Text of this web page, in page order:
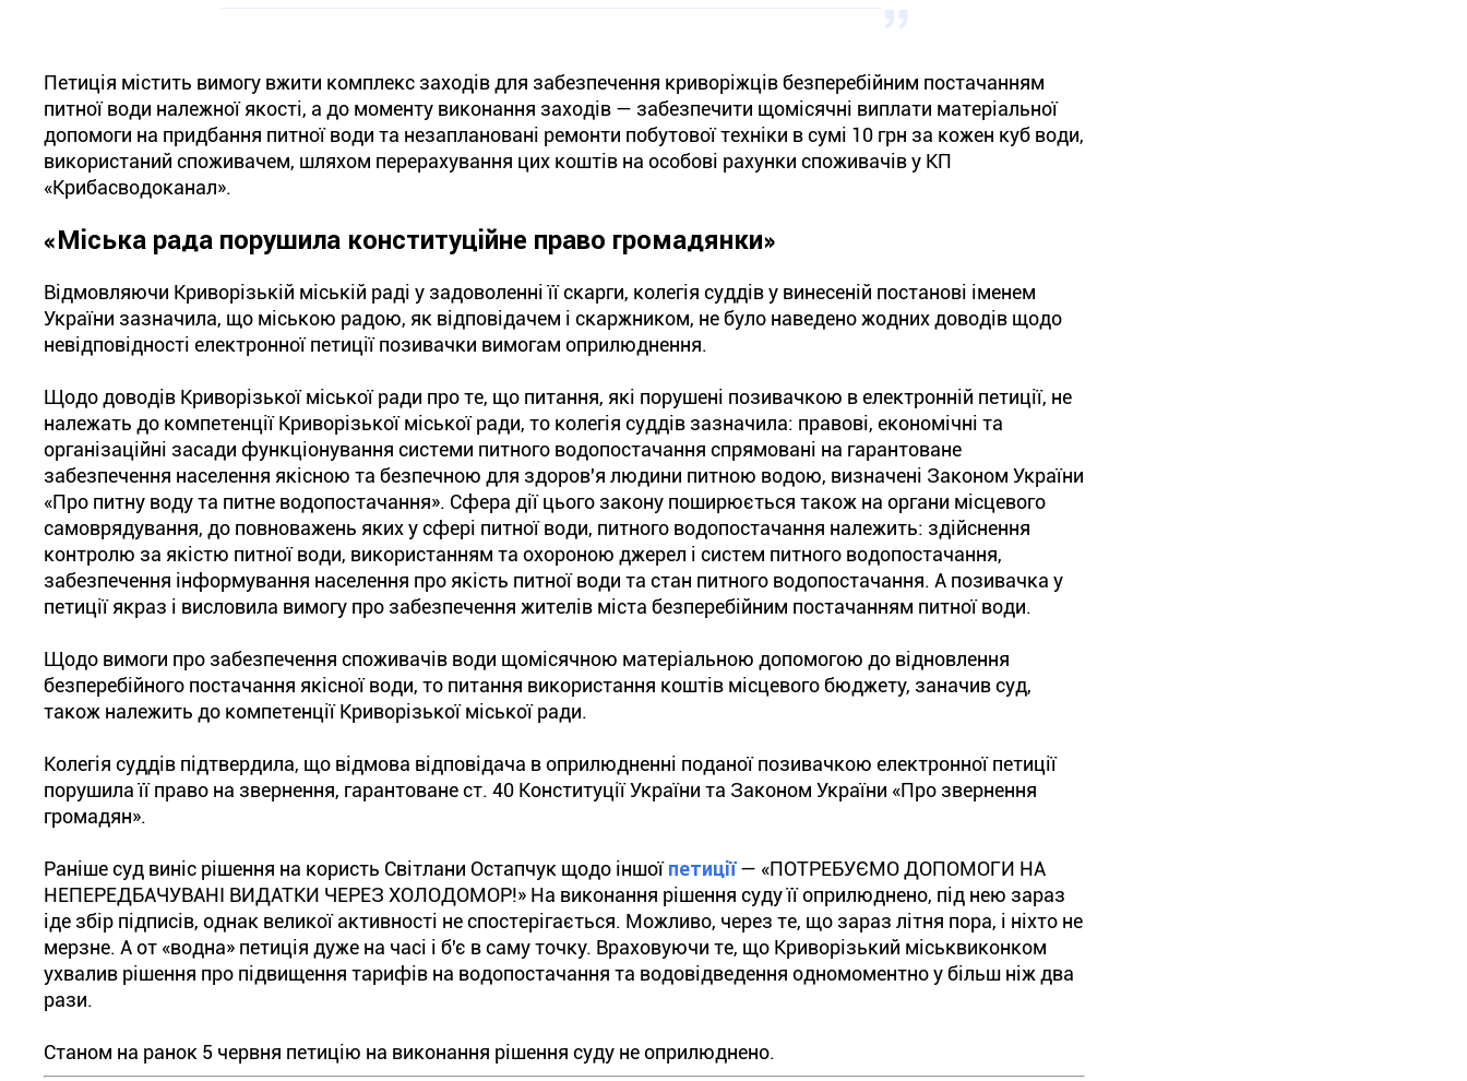
Петиція містить вимогу вжити комплекс заходів для забезпечення криворіжців безперебійним постачанням
питної води належної якості, а до моменту виконання заходів — забезпечити щомісячні виплати матеріальної
допомоги на придбання питної води та незаплановані ремонти побутової техніки в сумі 10 грн за кожен куб води,
використаний споживачем, шляхом перерахування цих коштів на особові рахунки споживачів у КП
«Крибасводоканал».
«Міська рада порушила конституційне право громадянки»
Відмовляючи Криворізькій міській раді у задоволенні її скарги, колегія суддів у винесеній постанові іменем
України зазначила, що міською радою, як відповідачем і скаржником, не було наведено жодних доводів щодо
невідповідності електронної петиції позивачки вимогам оприлюднення.
Щодо доводів Криворізької міської ради про те, що питання, які порушені позивачкою в електронній петиції, не
належать до компетенції Криворізької міської ради, то колегія суддів зазначила: правові, економічні та
організаційні засади функціонування системи питного водопостачання спрямовані на гарантоване
забезпечення населення якісною та безпечною для здоров'я людини питною водою, визначені Законом України
«Про питну воду та питне водопостачання». Сфера дії цього закону поширюється також на органи місцевого
самоврядування, до повноважень яких у сфері питної води, питного водопостачання належить: здійснення
контролю за якістю питної води, використанням та охороною джерел і систем питного водопостачання,
забезпечення інформування населення про якість питної води та стан питного водопостачання. А позивачка у
петиції якраз і висловила вимогу про забезпечення жителів міста безперебійним постачанням питної води.
Щодо вимоги про забезпечення споживачів води щомісячною матеріальною допомогою до відновлення
безперебійного постачання якісної води, то питання використання коштів місцевого бюджету, заначив суд,
також належить до компетенції Криворізької міської ради.
Колегія суддів підтвердила, що відмова відповідача в оприлюдненні поданої позивачкою електронної петиції
порушила її право на звернення, гарантоване ст. 40 Конституції України та Законом України «Про звернення
громадян».
Раніше суд виніс рішення на користь Світлани Остапчук щодо іншоїпетиції— «ПОТРЕБУЄМО ДОПОМОГИ НА
НЕПЕРЕДБАЧУВАНІ ВИДАТКИ ЧЕРЕЗ ХОЛОДОМОР!» На виконання рішення суду її оприлюднено, під нею зараз
іде збір підписів, однак великої активності не спостерігається. Можливо, через те, що зараз літня пора, і ніхто не
мерзне. А от «водна» петиція дуже на часі і б'є в саму точку. Враховуючи те, що Криворізький міськвиконком
ухвалив рішення про підвищення тарифів на водопостачання та водовідведення одномоментно у більш ніж два
рази.
Станом на ранок 5 червня петицію на виконання рішення суду не оприлюднено.